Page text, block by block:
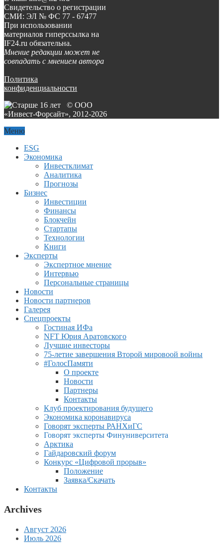
Свидетельство о регистрации
СМИ: ЭЛ № ФС 77 - 67477
При использовании
материалов гиперссылка на
IF24.ru обязательна.
Мнение редакции может не
совпадать с мнением автора
Политика
конфиденциальности
© ООО
«Инвест-Форсайт», 2012-2026
Меню
ESG
Экономика
Инвестклимат
Аналитика
Прогнозы
Бизнес
Инвестиции
Финансы
Блокчейн
Стартапы
Технологии
Книги
Эксперты
Экспертное мнение
Интервью
Персональные страницы
Новости
Новости партнеров
Галерея
Спецпроекты
Гостиная ИФа
NFT Юрия Аратовского
Лучшие инвесторы
75-летие завершения Второй мировоой войны
#ГолосПамяти
О проекте
Новости
Партнеры
Контакты
Клуб проектирования будущего
Экономика коронавируса
Говорят эксперты РАНХиГС
Говорят эксперты Финуниверситета
Арктика
Гайдаровский форум
Конкурс «Цифровой прорыв»
Положение
Заявка/Скачать
Контакты
Archives
Август 2026
Июль 2026